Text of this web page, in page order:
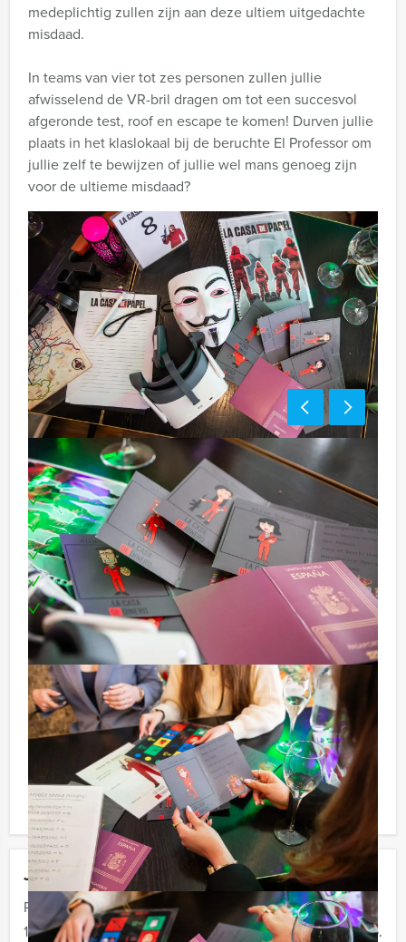
Jouw uitje
Prijs :
12 - 19 personen
€ 67,50 p.p.
medeplichtig zullen zijn aan deze ultiem uitgedachte
misdaad.
In teams van vier tot zes personen zullen jullie
afwisselend de VR-bril dragen om tot een succesvol
afgeronde test, roof en escape te komen! Durven jullie
plaats in het klaslokaal bij de beruchte El Professor om
jullie zelf te bewijzen of jullie wel mans genoeg zijn
voor de ultieme misdaad?
Inclusief:
Professionele begeleiding
Moderne VR-brillen
Uitgebreide lunch
Leuke prijs voor het winnende team
Te boeken op uw gewenste dag en tijdstip!
Bezorgkosten (meerprijs):
Antwerpen € 100,- excl. BTW
Minder aantal personen?
Komen jullie niet aan het minimale aantal deelnemers
voor dit groepsuitje? Als je bereid bent voor het
minimale aantal te betalen, kan je ook gewoon voor
minder personen boeken.